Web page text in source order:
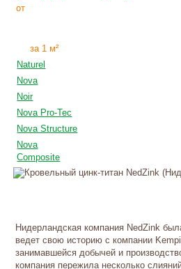
от
за 1 м²
Naturel
Nova
Noir
Nova Pro-Tec
Nova Structure
Nova
Composite
Нидерландская компания NedZink
ведет свою историю с компании
занимавшейся добычей и
компания пережила несколько